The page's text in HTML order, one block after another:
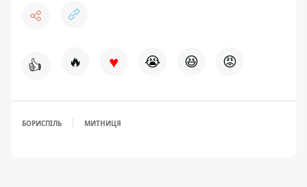
👍 🔥 ♥ 😭 😆 😡
БОРИСПІЛЬ МИТНИЦЯ